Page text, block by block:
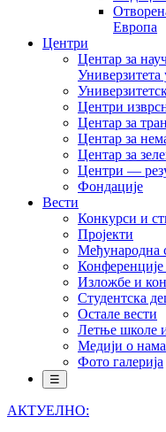
Европа
Центри
Центар за
Универзитета
Центри
Центар за
Центар за
Центар за
Центри —
Фондације
Вести
Конкурси и
Пројекти
Међународна
Изложбе и
Студентска
Остале вести
Летње школе
Медији о нама
Фото галерија
☰
АКТУЕЛНО: